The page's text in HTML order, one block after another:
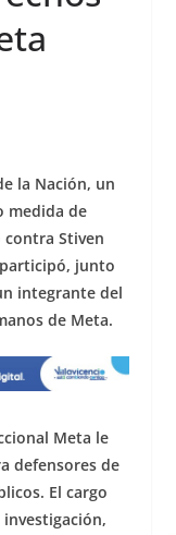
la Nación, un
medida de
Stiven
junto
integrante del
de Meta.
Meta le
defensores de
El cargo